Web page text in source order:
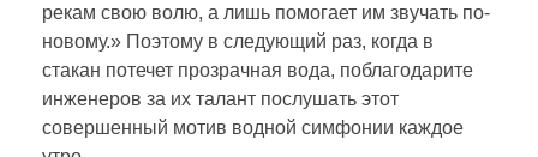
рекам свою волю, а лишь помогает им звучать по-
новому.» Поэтому в следующий раз, когда в
стакан потечет прозрачная вода, поблагодарите
инженеров за их талант послушать этот
совершенный мотив водной симфонии каждое